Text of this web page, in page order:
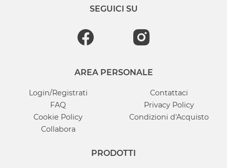
SEGUICI SU
AREA PERSONALE
Login/Registrati
Contattaci
FAQ
Privacy Policy
Cookie Policy
Condizioni d'Acquisto
Collabora
PRODOTTI